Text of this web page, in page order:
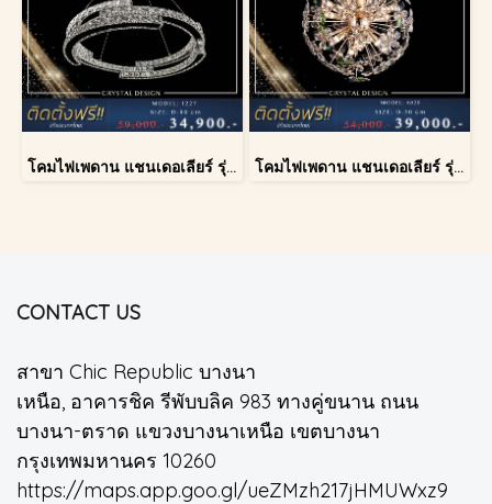
โคมไฟเพดาน แชนเดอเลียร์ รุ่น 1227 โคมไฟเพดาน แชนเดอเลียร์ รุ่น A028-D40
CONTACT US
สาขา Chic Republic บางนา
เหนือ, อาคารชิค รีพับบลิค 983 ทางคู่ขนาน ถนน
บางนา-ตราด แขวงบางนาเหนือ เขตบางนา
กรุงเทพมหานคร 10260
https://maps.app.goo.gl/ueZMzh217jHMUWxz9